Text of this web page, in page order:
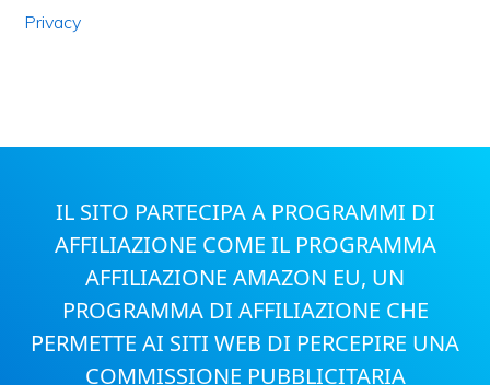
Privacy
IL SITO PARTECIPA A PROGRAMMI DI
AFFILIAZIONE COME IL PROGRAMMA
AFFILIAZIONE AMAZON EU, UN
PROGRAMMA DI AFFILIAZIONE CHE
PERMETTE AI SITI WEB DI PERCEPIRE UNA
COMMISSIONE PUBBLICITARIA